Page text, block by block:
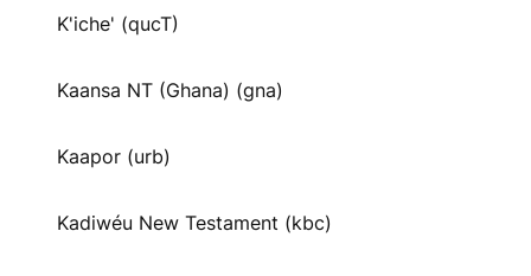
K'iche' (qucT)
Kaansa NT (Ghana) (gna)
Kaapor (urb)
Kadiwéu New Testament (kbc)